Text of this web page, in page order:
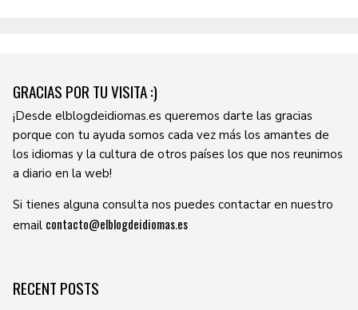
GRACIAS POR TU VISITA :)
¡Desde elblogdeidiomas.es queremos darte las gracias
porque con tu ayuda somos cada vez más los amantes de
los idiomas y la cultura de otros países los que nos reunimos
a diario en la web!
Si tienes alguna consulta nos puedes contactar en nuestro
email contacto@elblogdeidiomas.es
RECENT POSTS